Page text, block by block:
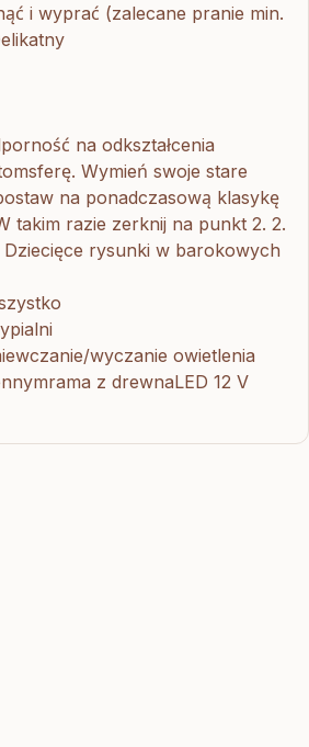
i wyprać (zalecane pranie min.
na odkształcenia
Wymień swoje stare
na ponadczasową klasykę
takim razie zerknij na punkt 2. 2.
Dziecięce rysunki w barokowych
wyczanie owietlenia
z drewnaLED 12 V